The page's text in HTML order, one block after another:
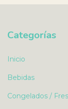
Categorías
Inicio
Bebidas
Congelados /